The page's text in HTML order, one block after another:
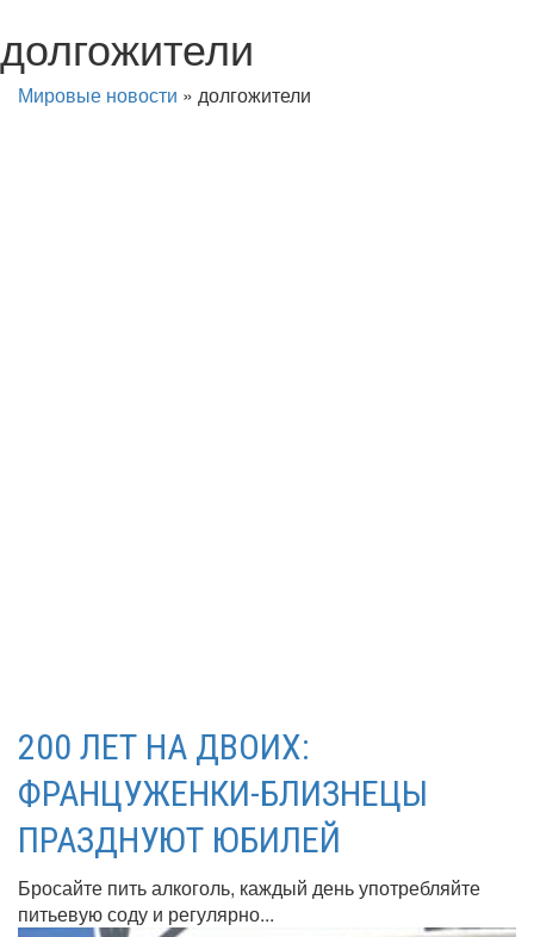
долгожители
Мировые новости » долгожители
200 ЛЕТ НА ДВОИХ:
ФРАНЦУЖЕНКИ-БЛИЗНЕЦЫ
ПРАЗДНУЮТ ЮБИЛЕЙ
Бросайте пить алкоголь, каждый день употребляйте
питьевую соду и регулярно...